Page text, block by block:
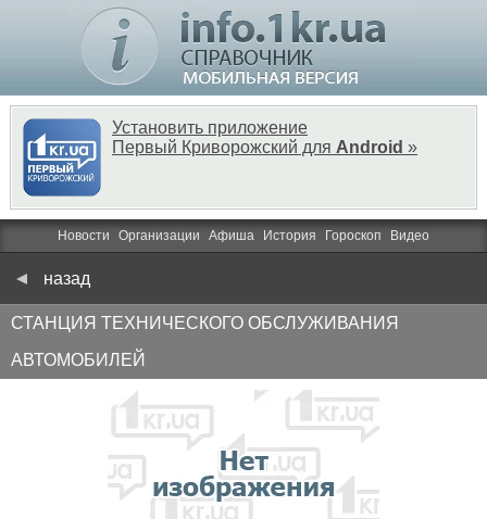
Установить приложение
Первый Криворожский для Android »
Новости Организации Афиша История Гороскоп Видео
назад
СТАНЦИЯ ТЕХНИЧЕСКОГО ОБСЛУЖИВАНИЯ
АВТОМОБИЛЕЙ